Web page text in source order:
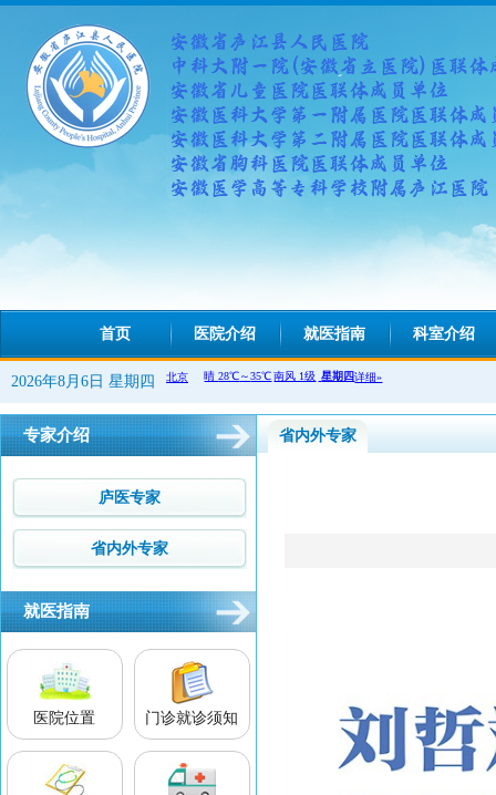
首页 医院介绍 就医指南 科室介绍
2026年8月6日 星期四
专家介绍
庐医专家
省内外专家
就医指南
医院位置 门诊就诊须知
省内外专家